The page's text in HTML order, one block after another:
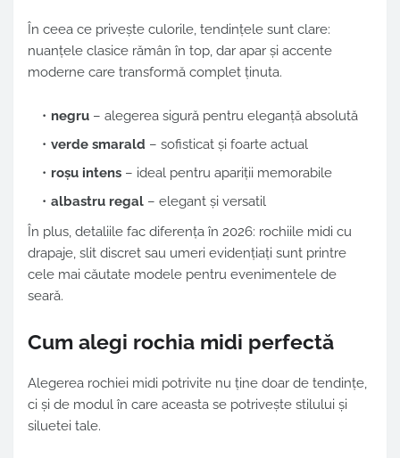
În ceea ce privește culorile, tendințele sunt clare:
nuanțele clasice rămân în top, dar apar și accente
moderne care transformă complet ținuta.
negru – alegerea sigură pentru eleganță absolută
verde smarald – sofisticat și foarte actual
roșu intens – ideal pentru apariții memorabile
albastru regal – elegant și versatil
În plus, detaliile fac diferența în 2026: rochiile midi cu
drapaje, slit discret sau umeri evidențiați sunt printre
cele mai căutate modele pentru evenimentele de
seară.
Cum alegi rochia midi perfectă
Alegerea rochiei midi potrivite nu ține doar de tendințe,
ci și de modul în care aceasta se potrivește stilului și
siluetei tale.